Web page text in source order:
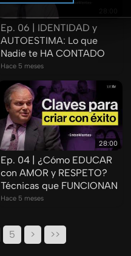
Ep. 06 | IDENTIDAD y
AUTOESTIMA: Lo que
Nadie te HA CONTADO
Hace 5 meses
28:00
Ep. 04 | ¿Cómo EDUCAR
con AMOR y RESPETO?
Técnicas que FUNCIONAN
Hace 5 meses
5 > >>